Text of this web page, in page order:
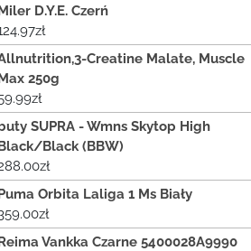
D.Y.E. Czerń
zł
Creatine Malate, Muscle
250g
zł
SUPRA - Wmns Skytop High
Black (BBW)
zł
Orbita Laliga 1 Ms Biały
zł
Vankka Czarne 5400028A9990